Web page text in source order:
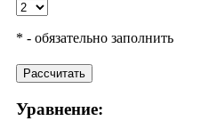
* - обязательно заполнить
Рассчитать
Уравнение: